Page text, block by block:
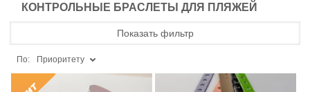
КОНТРОЛЬНЫЕ БРАСЛЕТЫ ДЛЯ ПЛЯЖЕЙ
Показать фильтр
По: Приоритету